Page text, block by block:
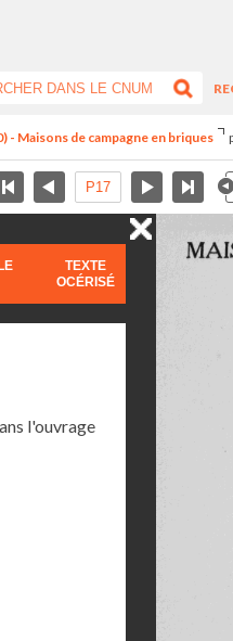
- Maisons de campagne en briques
TEXTE
OCÉRISÉ
l'ouvrage